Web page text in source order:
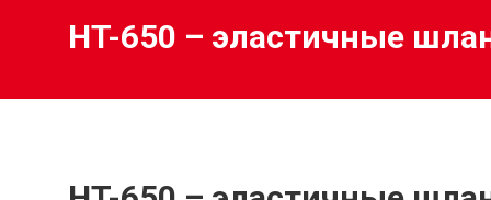
HT-650 – эластичные